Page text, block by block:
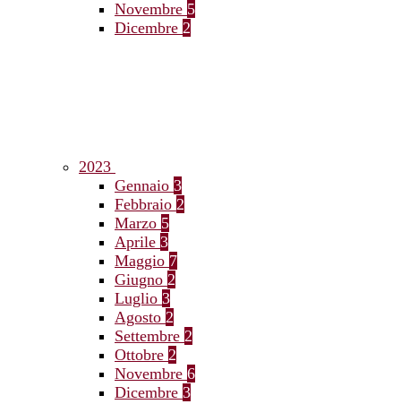
Novembre 5
Dicembre 2
2023
Gennaio 3
Febbraio 2
Marzo 5
Aprile 3
Maggio 7
Giugno 2
Luglio 3
Agosto 2
Settembre 2
Ottobre 2
Novembre 6
Dicembre 3